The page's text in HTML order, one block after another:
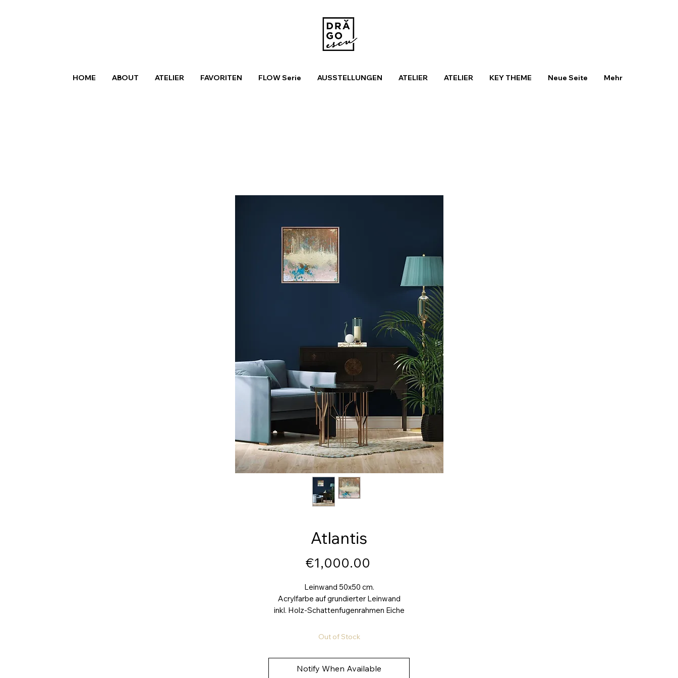
HOME ABOUT ATELIER FAVORITEN FLOW Serie AUSSTELLUNGEN ATELIER ATELIER KEY THEME Neue Seite Mehr
Atlantis
€1,000.00
Leinwand 50x50 cm.
Acrylfarbe auf grundierter Leinwand
inkl. Holz-Schattenfugenrahmen Eiche
Out of Stock
Notify When Available